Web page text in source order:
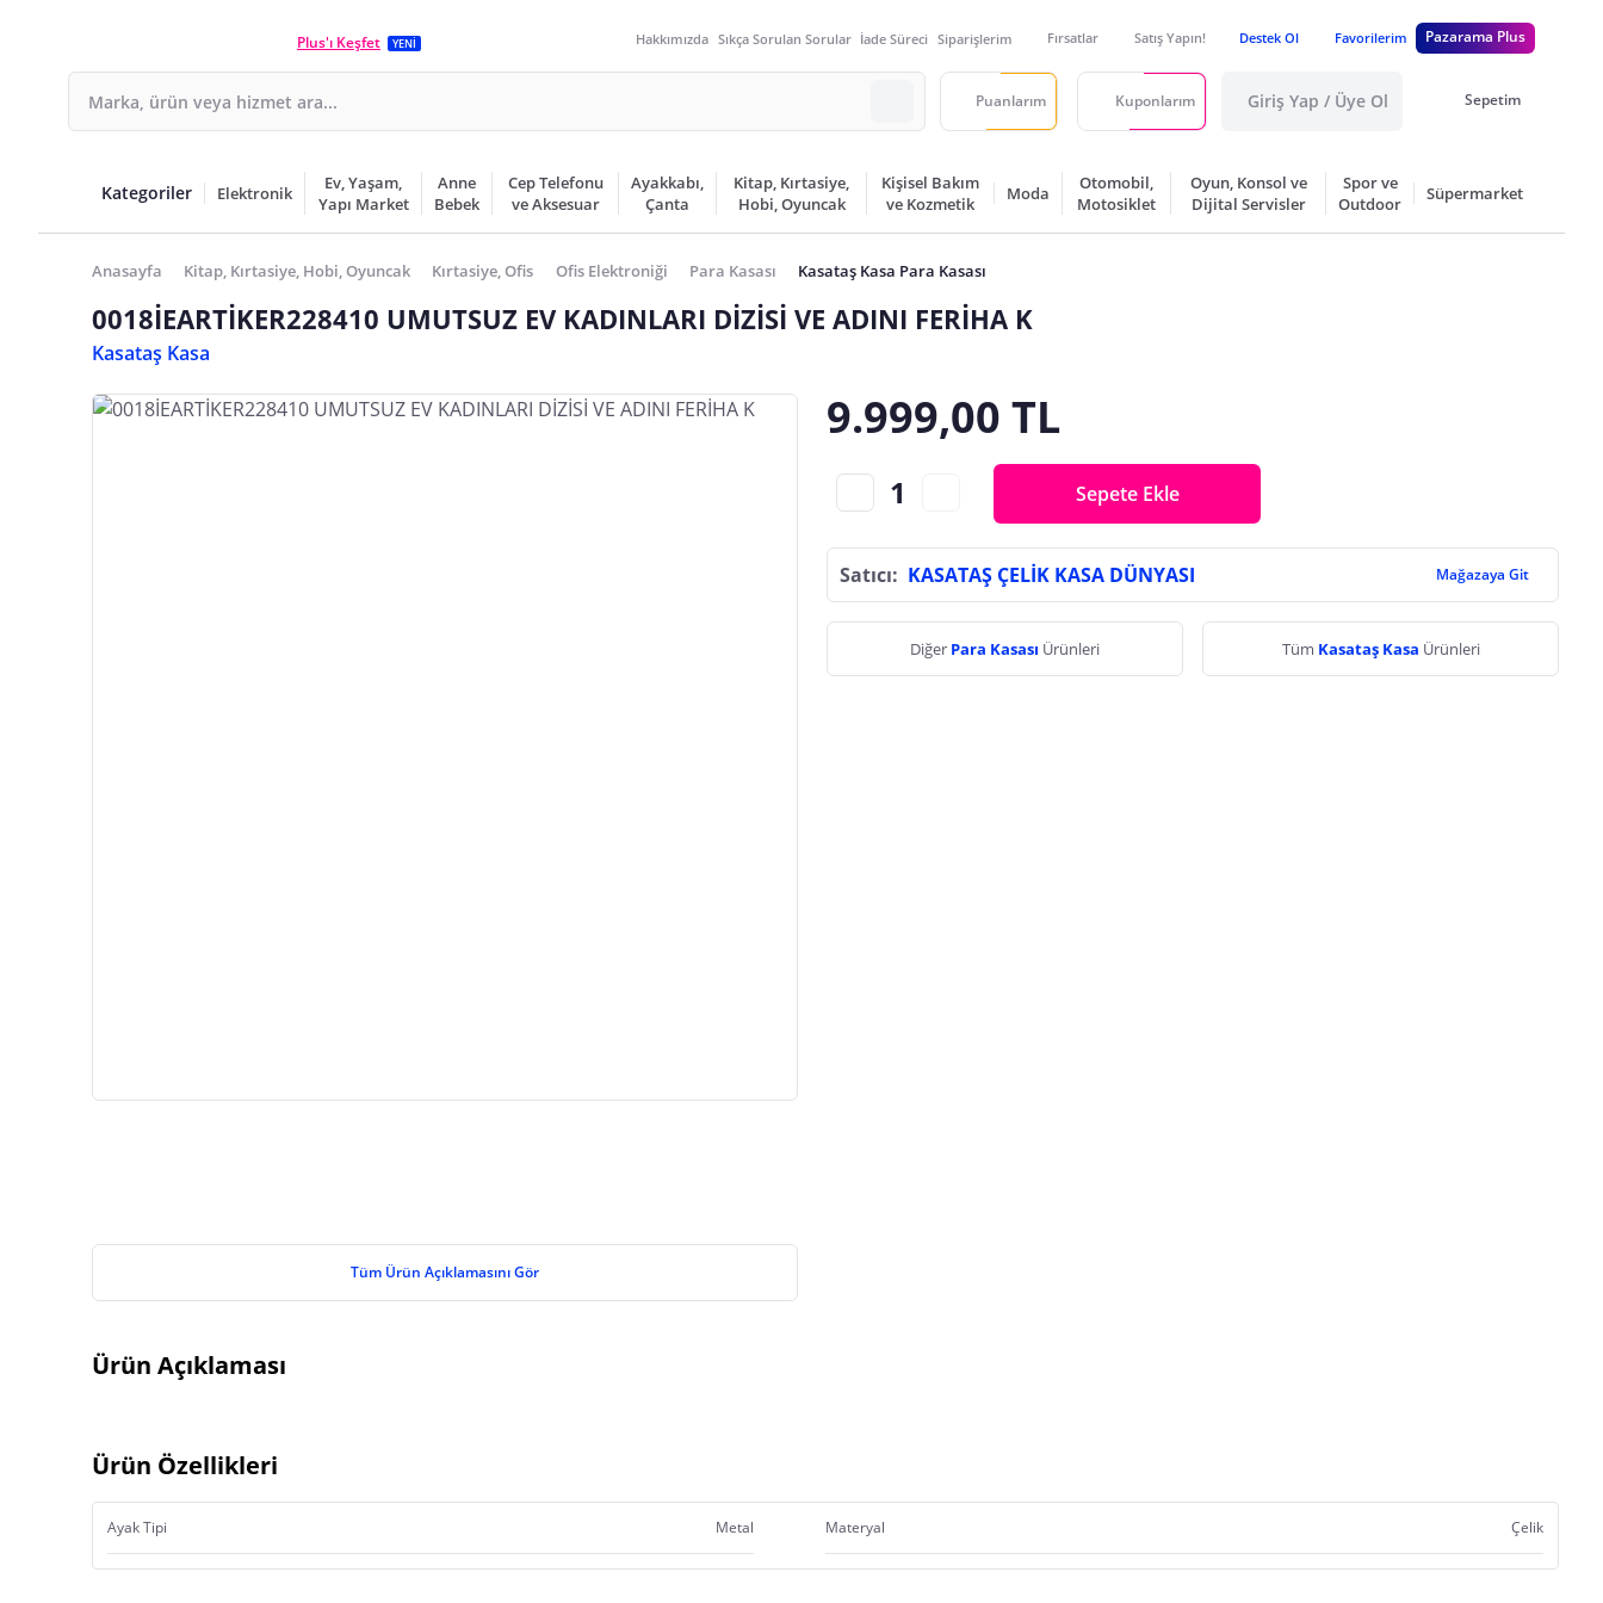
Plus'ı Keşfet YENİ Hakkımızda Sıkça Sorulan Sorular İade Süreci Siparişlerim Fırsatlar Satış Yapın! Destek Ol Favorilerim Pazarama Plus
Puanlarım Kuponlarım Giriş Yap / Üye Ol Sepetim
Kategoriler Elektronik
Ev, Yaşam,
Yapı Market
Anne
Bebek
Cep Telefonu
ve Aksesuar
Ayakkabı,
Çanta
Kitap, Kırtasiye,
Hobi, Oyuncak
Kişisel Bakım
ve Kozmetik
Moda
Otomobil,
Motosiklet
Oyun, Konsol ve
Dijital Servisler
Spor ve
Outdoor
Süpermarket
Anasayfa Kitap, Kırtasiye, Hobi, Oyuncak Kırtasiye, Ofis Ofis Elektroniği Para Kasası Kasataş Kasa Para Kasası
0018İEARTİKER228410 UMUTSUZ EV KADINLARI DİZİSİ VE ADINI FERİHA K
Kasataş Kasa
Tüm Ürün Açıklamasını Gör
9.999,00 TL
Sepete Ekle
Satıcı: KASATAŞ ÇELİK KASA DÜNYASI Mağazaya Git
Diğer Para Kasası Ürünleri Tüm Kasataş Kasa Ürünleri
Ürün Açıklaması
Ürün Özellikleri
Ayak Tipi Metal Materyal Çelik